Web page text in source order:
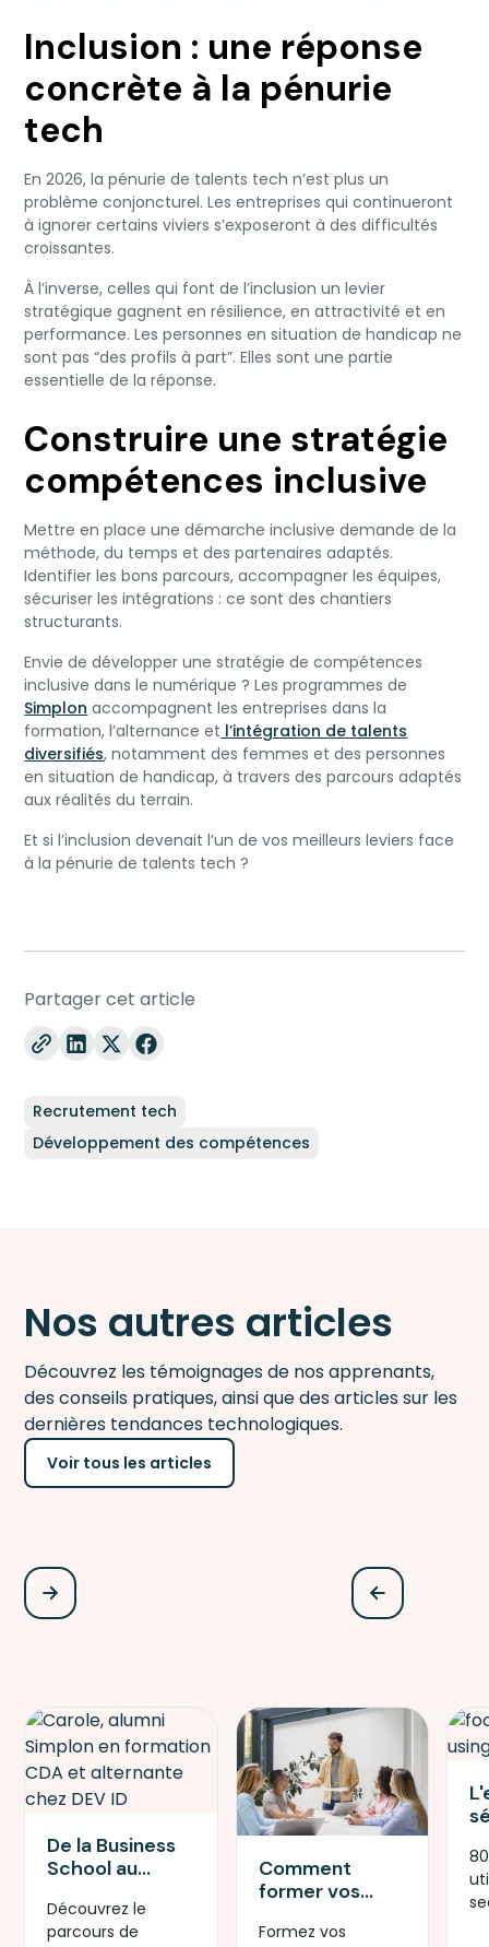
Inclusion : une réponse
concrète à la pénurie
tech
En 2026, la pénurie de talents tech n’est plus un
problème conjoncturel. Les entreprises qui continueront
à ignorer certains viviers s’exposeront à des difficultés
croissantes.
À l’inverse, celles qui font de l’inclusion un levier
stratégique gagnent en résilience, en attractivité et en
performance. Les personnes en situation de handicap ne
sont pas “des profils à part”. Elles sont une partie
essentielle de la réponse.
Construire une stratégie
compétences inclusive
Mettre en place une démarche inclusive demande de la
méthode, du temps et des partenaires adaptés.
Identifier les bons parcours, accompagner les équipes,
sécuriser les intégrations : ce sont des chantiers
structurants.
Envie de développer une stratégie de compétences
inclusive dans le numérique ? Les programmes de
Simplon accompagnent les entreprises dans la
formation, l’alternance et l’intégration de talents
diversifiés, notamment des femmes et des personnes
en situation de handicap, à travers des parcours adaptés
aux réalités du terrain.
Et si l’inclusion devenait l’un de vos meilleurs leviers face
à la pénurie de talents tech ?
Partager cet article
Recrutement tech
Développement des compétences
Nos autres articles
Découvrez les témoignages de nos apprenants,
des conseils pratiques, ainsi que des articles sur les
dernières tendances technologiques.
Voir tous les articles
De la Business
School au
iOS : le parcours
de Carole au
Découvrez le
parcours de
Comment
former vos
la sécurité des
Formez vos